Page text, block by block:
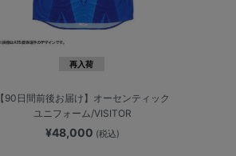
再入荷
【90日間前後お届け】オーセンティック
ユニフォーム/VISITOR
¥48,000 (税込)